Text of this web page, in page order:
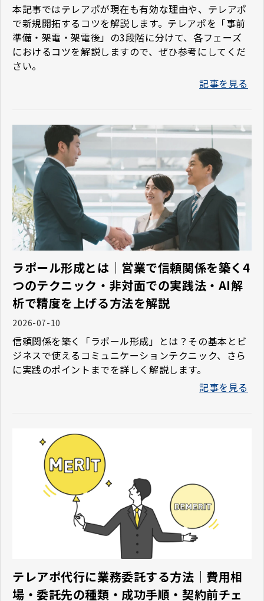
本記事ではテレアポが現在も有効な理由や、テレアポ
で新規開拓するコツを解説します。テレアポを「事前
準備・架電・架電後」の3段階に分けて、各フェーズ
におけるコツを解説しますので、ぜひ参考にしてくだ
さい。
記事を見る
ラポール形成とは｜営業で信頼関係を築く4
つのテクニック・非対面での実践法・AI解
析で精度を上げる方法を解説
2026-07-10
信頼関係を築く「ラポール形成」とは？その基本とビ
ジネスで使えるコミュニケーションテクニック、さら
に実践のポイントまでを詳しく解説します。
記事を見る
テレアポ代行に業務委託する方法｜費用相
場・委託先の種類・成功手順・契約前チェ